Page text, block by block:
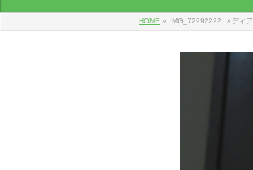
HOME » IMG_72992222 メディア